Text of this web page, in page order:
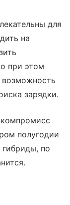
для
на
при этом
зарядки.
полугодии
по